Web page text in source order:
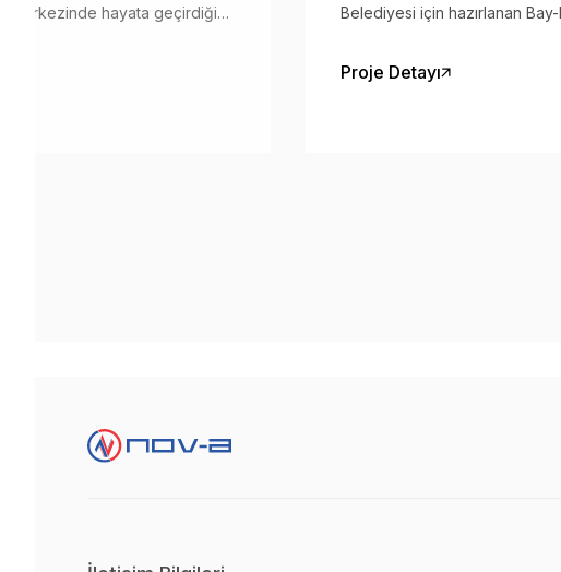
merkezinde hayata geçirdiği
Belediyesi için hazırlanan
Proje Detayı